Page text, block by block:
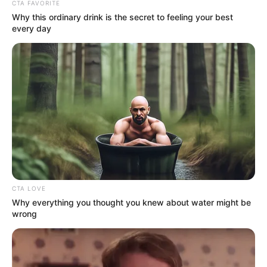
(foto: instagram/hyojin__0705)
Daftar isi
Biodata & Profil
Nama Lengkap: Kim Hyo Jin
CTA FAVORITE
Why this ordinary drink is the secret to feeling your best
every day
CTA LOVE
Why everything you thought you knew about water might be
wrong